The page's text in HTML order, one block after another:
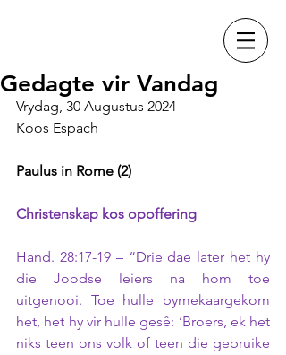
Gedagte vir Vandag
Vrydag, 30 Augustus 2024
Koos Espach
Paulus in Rome (2)
Christenskap kos opoffering
Hand. 28:17-19 – “Drie dae later het hy
die Joodse leiers na hom toe
uitgenooi. Toe hulle bymekaargekom
het, het hy vir hulle gesê: ‘Broers, ek het
niks teen ons volk of teen die gebruike